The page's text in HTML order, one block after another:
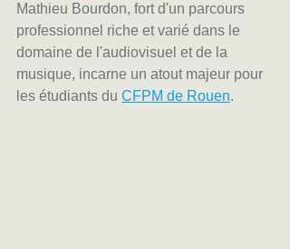
Mathieu Bourdon, fort d'un parcours
professionnel riche et varié dans le
domaine de l'audiovisuel et de la
musique, incarne un atout majeur pour
les étudiants du CFPM de Rouen.